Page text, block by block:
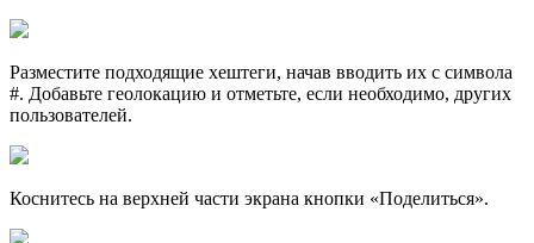
Разместите подходящие хештеги, начав вводить их с символа
#. Добавьте геолокацию и отметьте, если необходимо, других
пользователей.
Коснитесь на верхней части экрана кнопки «Поделиться».